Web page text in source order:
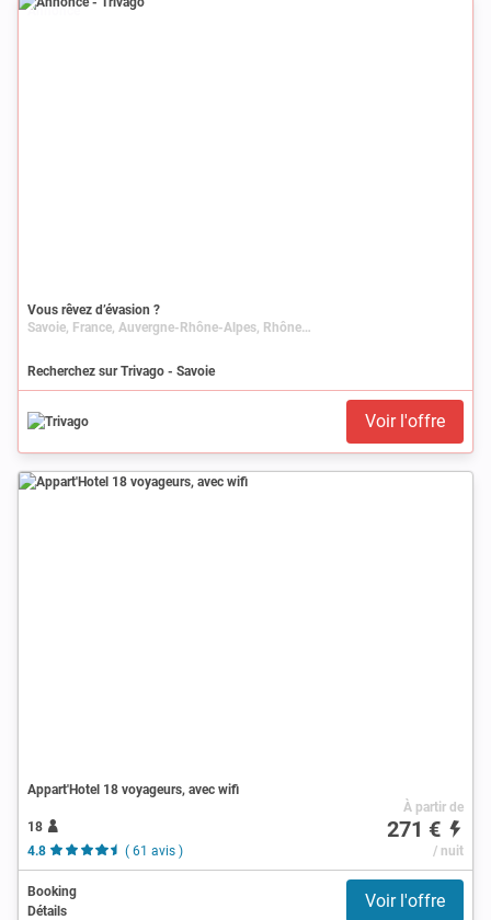
Annonce
Vous rêvez d’évasion ?
Savoie, France, Auvergne-Rhône-Alpes, Rhône-Alpes
Recherchez sur Trivago - Savoie
Voir l'offre
Appart'Hotel 18 voyageurs, avec wifi
18
4.8
( 61 avis )
À partir de
271 €
/ nuit
Booking
Détails
Voir l'offre